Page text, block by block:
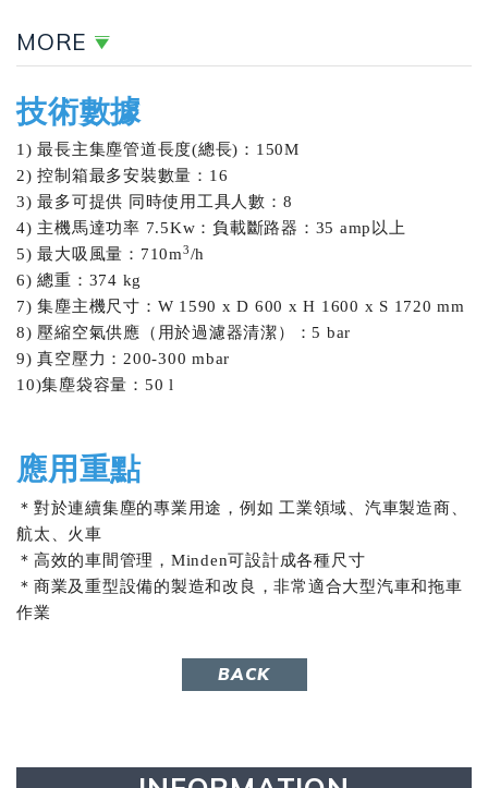
MORE
技術數據
1) 最長主集塵管道長度(總長)：150M
2) 控制箱最多安裝數量：16
3) 最多可提供 同時使用工具人數：8
4) 主機馬達功率 7.5Kw：負載斷路器：35 amp以上
5) 最大吸風量：710m3/h
6) 總重：374 kg
7) 集塵主機尺寸：W 1590 x D 600 x H 1600 x S 1720 mm
8) 壓縮空氣供應（用於過濾器清潔）：5 bar
9) 真空壓力：200-300 mbar
10)集塵袋容量：50 l
應用重點
＊對於連續集塵的專業用途，例如 工業領域、汽車製造商、
航太、火車
＊高效的車間管理， Minden可設計成各種尺寸
＊商業及重型設備的製造和改良，非常適合大型汽車和拖車
作業
BACK